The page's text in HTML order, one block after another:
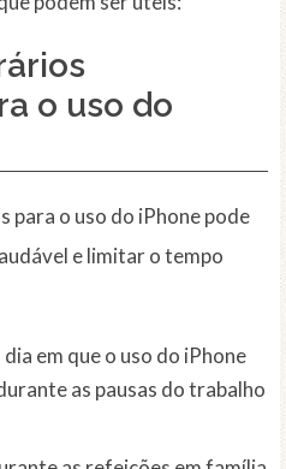
o uso do
para o uso do iPhone pode
e limitar o tempo
em que o uso do iPhone
as pausas do trabalho